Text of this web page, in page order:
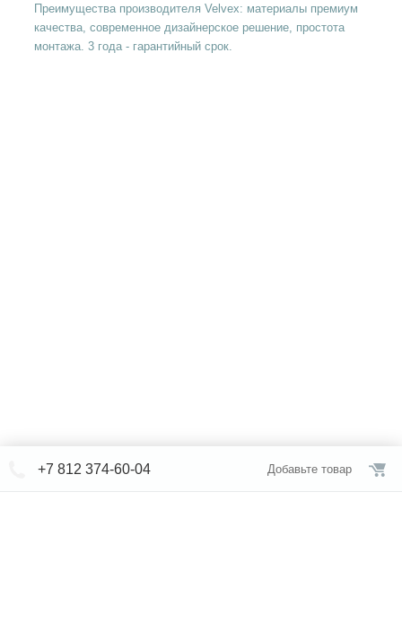
Преимущества производителя Velvex: материалы премиум
качества, современное дизайнерское решение, простота
монтажа. 3 года - гарантийный срок.
+7 812 374-60-04 Добавьте товар